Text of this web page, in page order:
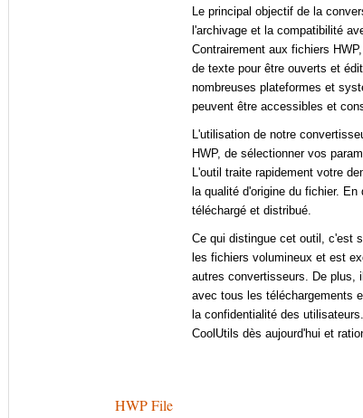
Le principal objectif de la
l'archivage et la compatibilité
Contrairement aux fichiers
de texte pour être ouverts et
nombreuses plateformes et
peuvent être accessibles et
L'utilisation de notre
HWP, de sélectionner vos
L'outil traite rapidement votre
la qualité d'origine du fichier.
téléchargé et distribué.
Ce qui distingue cet outil, c'est
les fichiers volumineux et est
autres convertisseurs. De plus,
avec tous les téléchargements
la confidentialité des
CoolUtils dès aujourd'hui et
HWP File